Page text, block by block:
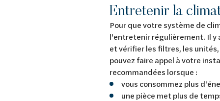
Entretenir la
Pour que votre système de
l'entretenir régulièrement. Il y
et vérifier les filtres, les unités,
pouvez faire appel à votre
recommandées lorsque :
vous consommez plus
une pièce met plus de